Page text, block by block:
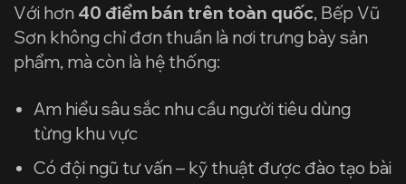
Với hơn 40 điểm bán trên toàn quốc, Bếp Vũ
Sơn không chỉ đơn thuần là nơi trưng bày sản
phẩm, mà còn là hệ thống:
Am hiểu sâu sắc nhu cầu người tiêu dùng
từng khu vực
Có đội ngũ tư vấn – kỹ thuật được đào tạo bài